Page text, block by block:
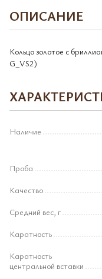
ОПИСАНИЕ
Кольцо золотое с
G_VS2)
Наличие
Проба
Качество
Средний вес, г
Каратность
Каратность
центральной вставки